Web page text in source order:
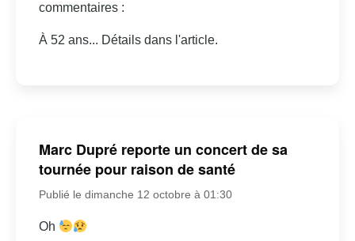
commentaires :
À 52 ans... Détails dans l'article.
Marc Dupré reporte un concert de sa
tournée pour raison de santé
Publié le dimanche 12 octobre à 01:30
Oh